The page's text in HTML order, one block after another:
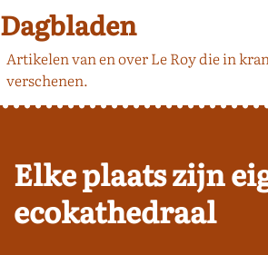
Dagbladen
Artikelen van en over Le Roy die in
verschenen.
Elke plaats zijn
ecokathedraal